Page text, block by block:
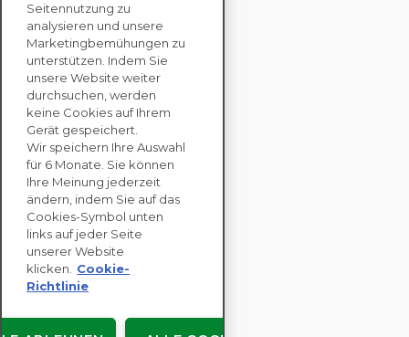
KONTAKTIEREN SIE
UNS
UNTERNEHMENS
LÖSUNGEN
NACHHALTIGKEITS
BEWERTUNGEN
RESSOURCEN
ÜBER
Seitennutzung zu
analysieren und unsere
Marketingbemühungen zu
unterstützen. Indem Sie
unsere Website weiter
durchsuchen, werden
keine Cookies auf Ihrem
Gerät gespeichert.
Wir speichern Ihre Auswahl
für 6 Monate. Sie können
Ihre Meinung jederzeit
ändern, indem Sie auf das
Cookies-Symbol unten
links auf jeder Seite
unserer Website
klicken.
Cookie-
Richtlinie